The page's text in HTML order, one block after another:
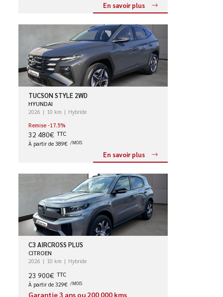
En savoir plus
TUCSON STYLE 2WD
HYUNDAI
2026 10 km
Hybride
Remise -17.5%
32 480€ TTC
À partir de 389€ /MOIS
En savoir plus
C3 AIRCROSS PLUS
CITROEN
2026 10 km Hybride
23 900€ TTC
À partir de 329€ /MOIS
Garantie 3 ans ou 200 000 kms